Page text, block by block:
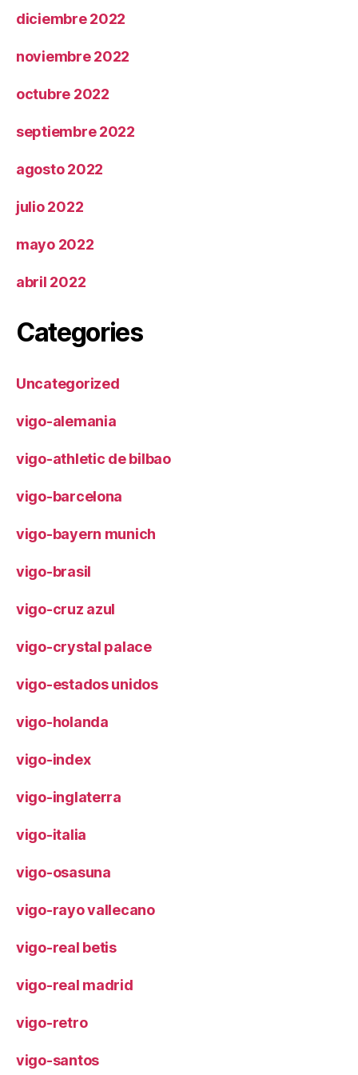
diciembre 2022
noviembre 2022
octubre 2022
septiembre 2022
agosto 2022
julio 2022
mayo 2022
abril 2022
Categories
Uncategorized
vigo-alemania
vigo-athletic de bilbao
vigo-barcelona
vigo-bayern munich
vigo-brasil
vigo-cruz azul
vigo-crystal palace
vigo-estados unidos
vigo-holanda
vigo-index
vigo-inglaterra
vigo-italia
vigo-osasuna
vigo-rayo vallecano
vigo-real betis
vigo-real madrid
vigo-retro
vigo-santos